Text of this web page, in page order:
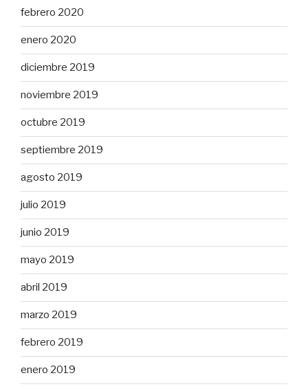
febrero 2020
enero 2020
diciembre 2019
noviembre 2019
octubre 2019
septiembre 2019
agosto 2019
julio 2019
junio 2019
mayo 2019
abril 2019
marzo 2019
febrero 2019
enero 2019